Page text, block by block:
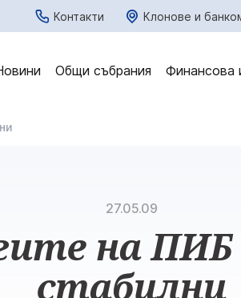
Контакти Клонове и
Общи събрания Финансова
27.05.09
на
стабилни